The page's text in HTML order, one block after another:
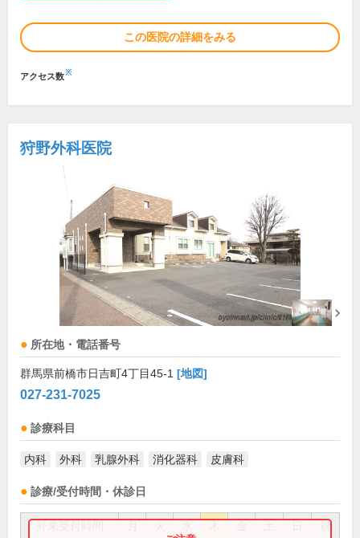
この医院の詳細をみる
アクセス数※
狩野外科医院
所在地・電話番号
群馬県前橋市日吉町4丁目45-1 [地図]
027-231-7025
診療科目
内科 外科 乳腺外科 消化器科 皮膚科
診療/受付時間・休診日
祝